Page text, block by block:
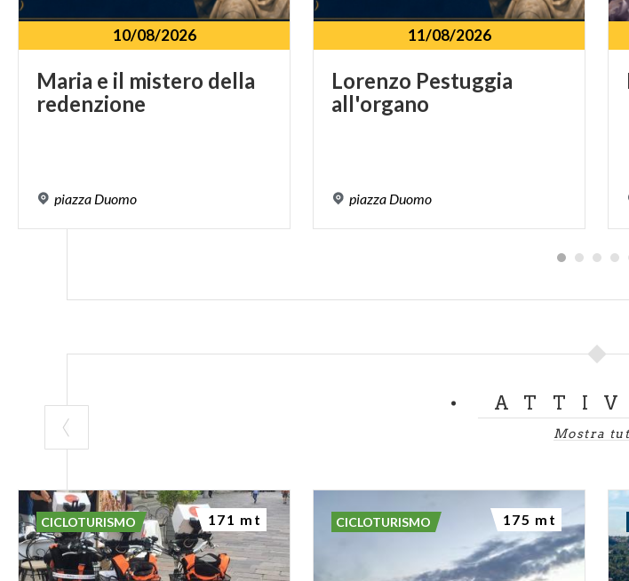
10/08/2026
Maria e il mistero della
redenzione
piazza Duomo
11/08/2026
Lorenzo Pestuggia
all'organo
piazza Duomo
Mostra
CICLOTURISMO 171 mt CICLOTURISMO 175 mt